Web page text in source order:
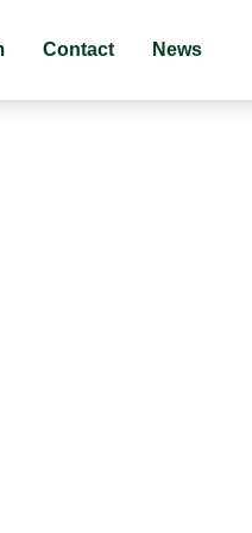
Contact News